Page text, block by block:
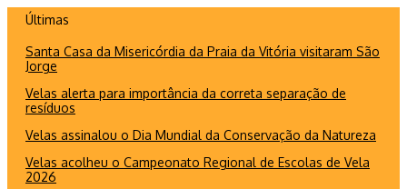
conteúdo
Últimas
Santa Casa da Misericórdia da Praia da Vitória visitaram São
Jorge
Velas alerta para importância da correta separação de
resíduos
Velas assinalou o Dia Mundial da Conservação da Natureza
Velas acolheu o Campeonato Regional de Escolas de Vela
2026